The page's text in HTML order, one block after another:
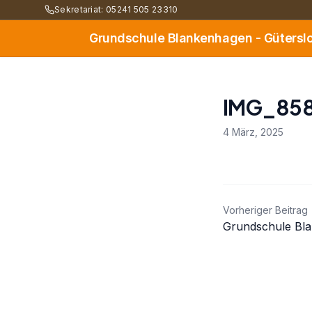
Sekretariat: 05241 505 23310
Grundschule Blankenhagen -
4 März, 2025
Vorheriger Beitrag
Grundschule